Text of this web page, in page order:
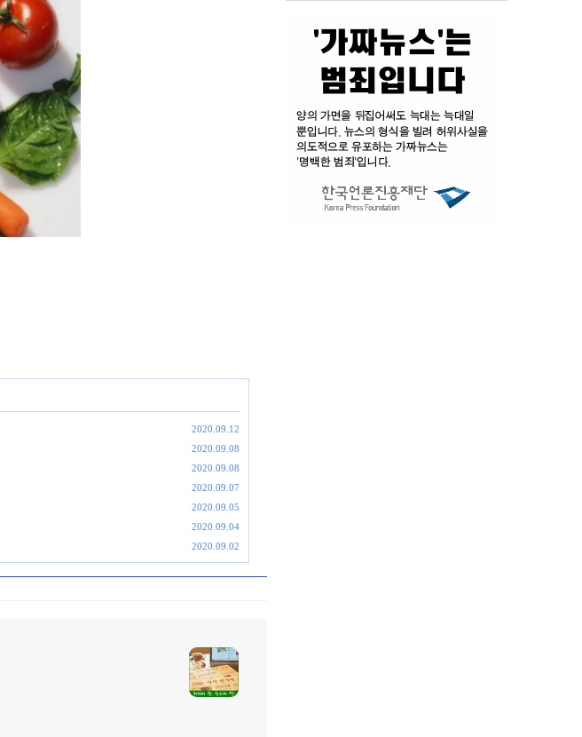
2020.09.12
2020.09.08
2020.09.08
2020.09.07
2020.09.05
2020.09.04
2020.09.02